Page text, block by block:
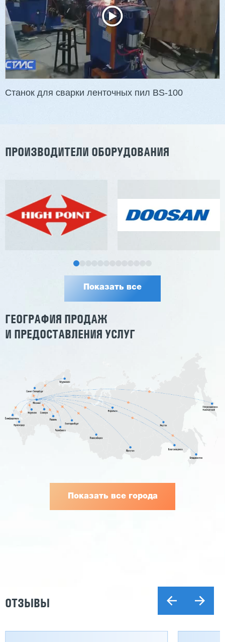
2 832 000 ₽
3 176 000 ₽
Артикул: 2497
Длина заготовки: 400-1500 мм
Макс. ширина заготовки: 580 мм
Станок проходного типа
Узлы: 4 пилы, 2 фрезы
Станок для сварки ленточных пил BS-100
ПРОИЗВОДИТЕЛИ ОБОРУДОВАНИЯ
Показать все
ГЕОГРАФИЯ ПРОДАЖ
И ПРЕДОСТАВЛЕНИЯ УСЛУГ
Показать все города
ОТЗЫВЫ